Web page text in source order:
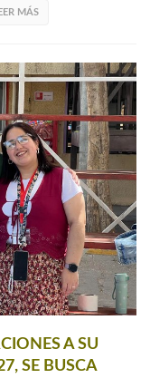
MÁS
A SU
SE BUSCA